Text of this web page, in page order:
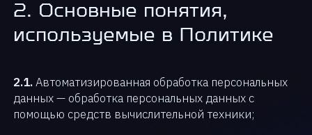
2. Основные понятия,
используемые в Политике
2.1.Автоматизированная обработка персональных
данных — обработка персональных данных с
помощью средств вычислительной техники;